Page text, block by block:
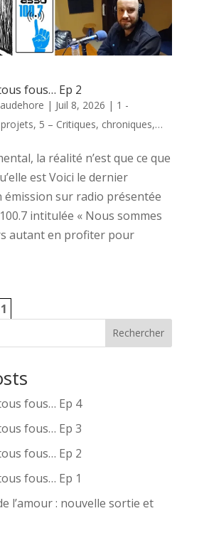
fous… Ep 2
| Juil 8, 2026 | 1 -
, 5 – Critiques, chroniques,…
la réalité n’est que ce que
est Voici le dernier
émission sur radio présentée
intitulée « Nous sommes
autant en profiter pour
1
Rechercher
fous… Ep 4
fous… Ep 3
fous… Ep 2
fous… Ep 1
l’amour : nouvelle sortie et